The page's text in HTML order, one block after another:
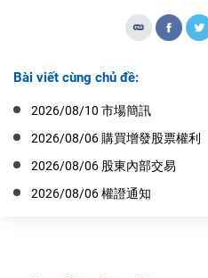
Bài viết cùng chủ đề:
2026/08/10 市場簡訊
2026/08/06 購買增發股票權利
2026/08/06 股東內部交易
2026/08/06 權證通知